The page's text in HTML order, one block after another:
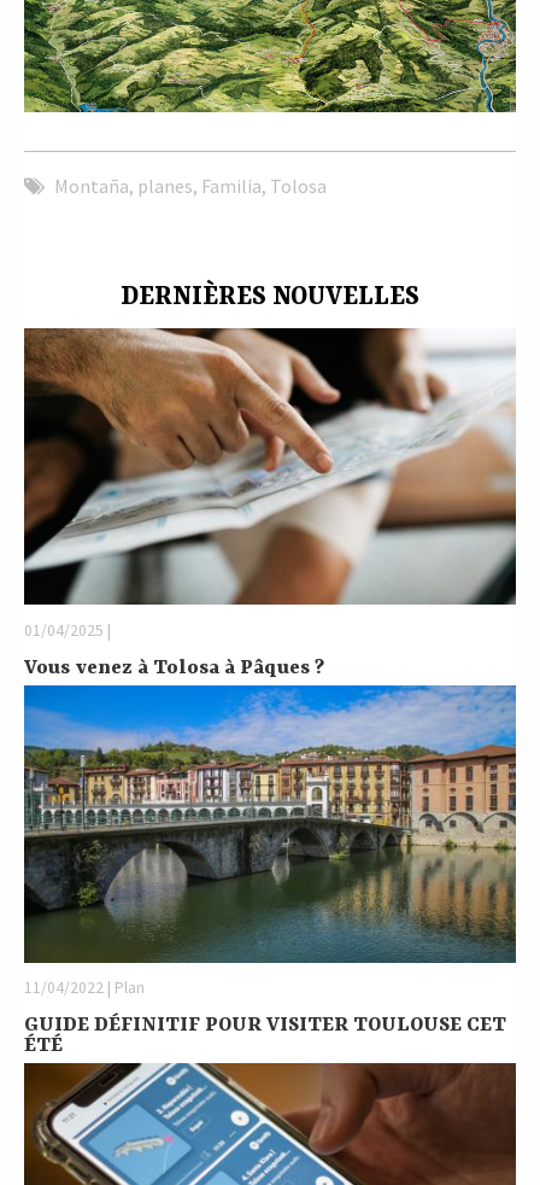
Montaña, planes, Familia, Tolosa
DERNIÈRES NOUVELLES
01/04/2025 |
Vous venez à Tolosa à Pâques ?
11/04/2022 | Plan
GUIDE DÉFINITIF POUR VISITER TOULOUSE CET
ÉTÉ